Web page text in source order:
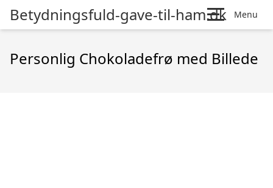
Betydningsfuld-gave-til-ham.dk Menu
Personlig Chokoladefrø med Billede